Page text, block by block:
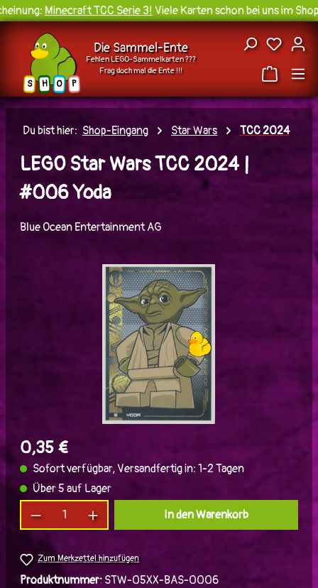
Zum Hauptinhalt springen
Minecraft TCC Serie 3!Viele Karten schon bei uns im
S H O P
Die Sammel-Ente
Fehlen LEGO-Sammelkarten ???
Frag doch mal die Ente !!!
Du
Du bist hier: Shop-Eingang Star Wars TCC 2024
LEGO Star Wars TCC 2024 |
#006 Yoda
Blue Ocean Entertainment AG
Bildergalerie überspringen
0,35 €
Sofort verfügbar, Versandfertig in: 1-2 Tagen
Über 5 auf Lager
Produkt Anzahl: Gib den gewünschten Wert
In den Warenkorb
Zum Merkzettel hinzufügen
Produktnummer: STW-05XX-BAS-0006